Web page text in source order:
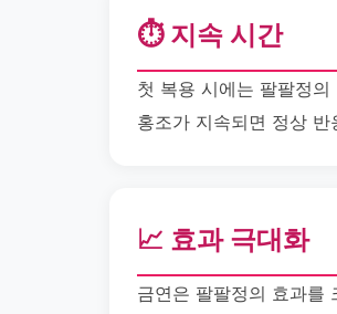
⏱️ 지속 시간
첫 복용 시에는 팔팔정
홍조가 지속되면 정상
📈 효과 극대화
금연은 팔팔정의 효과를